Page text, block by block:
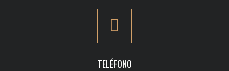
TELÉFONO